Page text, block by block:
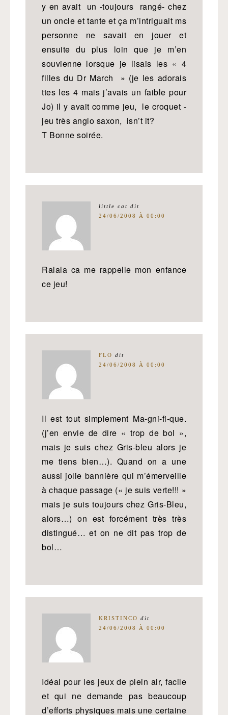
y en avait un -toujours rangé- chez
un oncle et tante et ça m’intriguait ms
personne ne savait en jouer et
ensuite du plus loin que je m’en
souvienne lorsque je lisais les « 4
filles du Dr March » (je les adorais
ttes les 4 mais j’avais un faible pour
Jo) il y avait comme jeu, le croquet -
jeu très anglo saxon, isn’t it?
T Bonne soirée.
little cat dit
24/06/2008 À 00:00
Ralala ca me rappelle mon enfance
ce jeu!
FLO dit
24/06/2008 À 00:00
Il est tout simplement Ma-gni-fi-que.
(j’en envie de dire « trop de bol »,
mais je suis chez Gris-bleu alors je
me tiens bien…). Quand on a une
aussi jolie bannière qui m’émerveille
à chaque passage (« je suis verte!!! »
mais je suis toujours chez Gris-Bleu,
alors…) on est forcément très très
distingué… et on ne dit pas trop de
bol…
KRISTINCO dit
24/06/2008 À 00:00
Idéal pour les jeux de plein air, facile
et qui ne demande pas beaucoup
d’efforts physiques mais une certaine